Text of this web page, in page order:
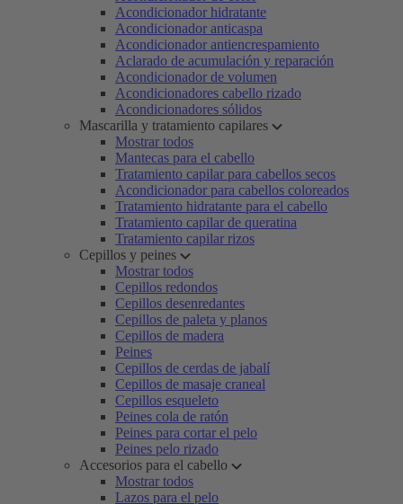
Acondicionador hidratante
Acondicionador anticaspa
Acondicionador antiencrespamiento
Aclarado de acumulación y reparación
Acondicionador de volumen
Acondicionadores cabello rizado
Acondicionadores sólidos
Mascarilla y tratamiento capilares
Mostrar todos
Mantecas para el cabello
Tratamiento capilar para cabellos secos
Acondicionador para cabellos coloreados
Tratamiento hidratante para el cabello
Tratamiento capilar de queratina
Tratamiento capilar rizos
Cepillos y peines
Mostrar todos
Cepillos redondos
Cepillos desenredantes
Cepillos de paleta y planos
Cepillos de madera
Peines
Cepillos de cerdas de jabalí
Cepillos de masaje craneal
Cepillos esqueleto
Peines cola de ratón
Peines para cortar el pelo
Peines pelo rizado
Accesorios para el cabello
Mostrar todos
Lazos para el pelo